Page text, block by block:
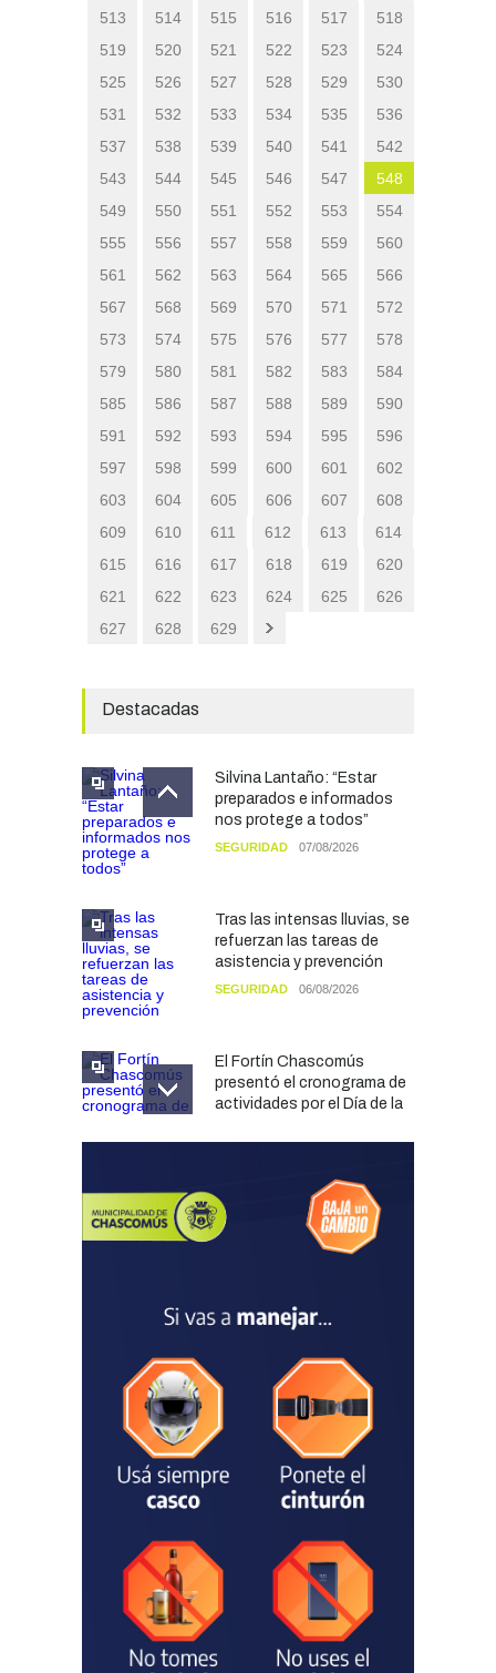
513 514 515 516 517
518
519
520 521 522 523
524
525
526 527 528 529
530
531
532 533 534 535
536
537
538 539 540 541
542
543
544 545 546 547
548
549
550 551 552 553
554
555
556 557 558 559
560
561
562 563 564 565
566
567
568 569 570 571
572
573
574 575 576 577
578
579
580 581 582 583
584
585
586 587 588 589
590
591
592 593 594 595
596
597
598 599 600 601
602
603
604 605 606 607
608
609
610 611 612 613
614
615
616 617 618 619
620
621
622 623 624 625
626
627
628 629
Destacadas
Silvina Lantaño: “Estar
preparados e informados
nos protege a todos”
SEGURIDAD 07/08/2026
Tras las intensas lluvias, se
refuerzan las tareas de
asistencia y prevención
SEGURIDAD 06/08/2026
El Fortín Chascomús
presentó el cronograma de
actividades por el Día de la
Francesco Squeo Lapun
fue recibido por Javier
Gastón tras su
Natación
Las vacaciones de invierno
dejaron una mejora en la
ocupación turística, aunque
el sector mantiene la
preocupación por la crisis
Chascomús incorporó una
estación
hidrometeorológica para